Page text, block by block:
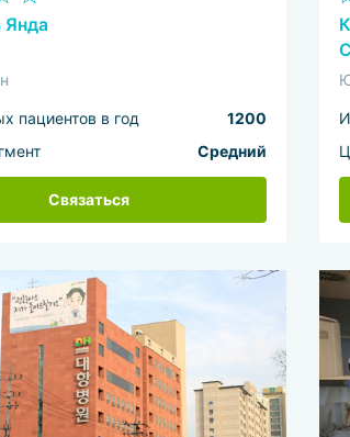
Янда
пациентов в год
1200
Средний
Связаться